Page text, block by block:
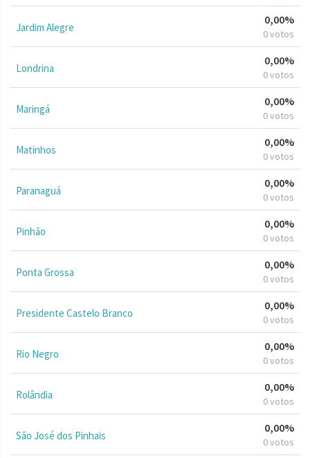
Jardim Alegre
0,00%
0 votos
Londrina
0,00%
0 votos
Maringá
0,00%
0 votos
Matinhos
0,00%
0 votos
Paranaguá
0,00%
0 votos
Pinhão
0,00%
0 votos
Ponta Grossa
0,00%
0 votos
Presidente Castelo Branco
0,00%
0 votos
Rio Negro
0,00%
0 votos
Rolândia
0,00%
0 votos
São José dos Pinhais
0,00%
0 votos